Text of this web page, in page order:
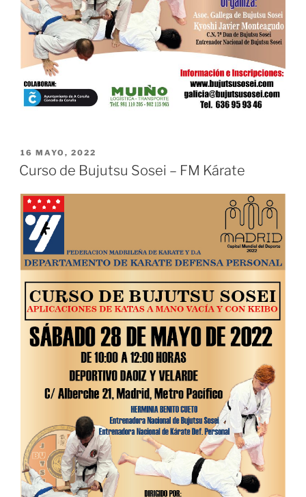
PUBLICADO
EL
16 MAYO, 2022
Curso de Bujutsu Sosei – FM Kárate